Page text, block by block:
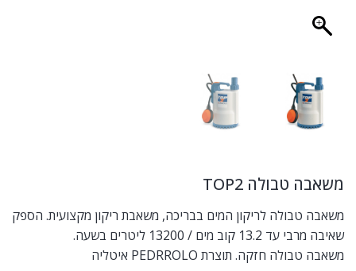
משאבה טבולה TOP2
משאבה טבולה לריקון המים בבריכה, משאבת ריקון מקצועית. הספק
שאיבה מרבי עד 13.2 קוב מים / 13200 ליטרים בשעה.
משאבה טבולה חזקה. תוצרת PEDRROLO איטליה